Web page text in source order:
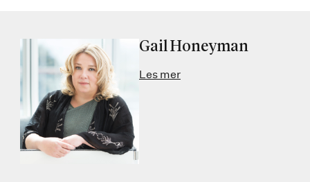
Gail Honeyman
Les mer